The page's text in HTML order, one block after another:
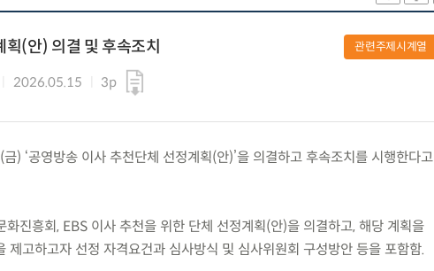
(안) 의결 및 후속조치
2026.05.15 3p
관련주제시계열
) ‘공영방송 이사 추천단체 선정계획(안)’을 의결하고 후속조치를 시행한다고
진흥회, EBS 이사 추천을 위한 단체 선정계획(안)을 의결하고, 해당 계획을
제고하고자 선정 자격요건과 심사방식 및 심사위원회 구성방안 등을 포함함.